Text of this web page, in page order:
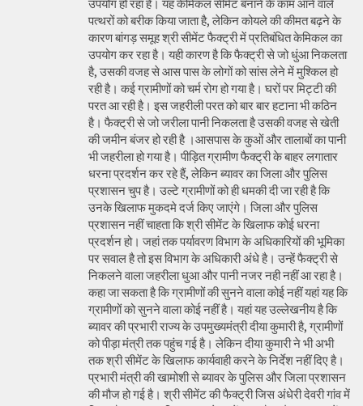
उपयोग हो रहा है। यह केमिकल सीमेंट बनाने के काम आने वाले
पत्थरों को बरीक किया जाता है, लेकिन कोयले की कीमत बढ़ने के
कारण बांगड़ समूह श्री सीमेंट फैक्ट्री में प्रतिबंधित केमिकल का
उपयोग कर रहा है। यही कारण है कि फैक्ट्री से जो धुंआ निकलता
है, उसकी वजह से आस पास के लोगों को सांस लेने में मुश्किल हो
रही है। कई ग्रामीणों को चर्म रोग हो गया है। घरों पर मिट्टी की
परत आ रही है। इस जहरीली परत को बार बार हटाना भी कठिन
है। फैक्ट्री से जो जरीला पानी निकलता है उसकी वजह से खेती
की जमीन बंजर हो रही है ।आसपास के कुओं और तालाबों का पानी
भी जहरीला हो गया है। पीड़ित ग्रामीण फैक्ट्री के बाहर लगातार
धरना प्रदर्शन कर रहे हैं, लेकिन ब्यावर का जिला और पुलिस
प्रशासन चुप है। उल्टे ग्रामीणों को ही धमकी दी जा रही है कि
उनके खिलाफ मुकदमे दर्ज किए जाएंगे। जिला और पुलिस
प्रशासन नहीं चाहता कि श्री सीमेंट के खिलाफ कोई धरना
प्रदर्शन हो। जहां तक पर्यावरण विभाग के अधिकारियों की भूमिका
पर सवाल है तो इस विभाग के अधिकारी अंधे है। उन्हें फैक्ट्री से
निकलने वाला जहरीला धुआ और पानी नजर नही नहीं आ रहा है।
कहा जा सकता है कि ग्रामीणों की सुनने वाला कोई नहीं यहां यह कि
ग्रामीणों को सुनने वाला कोई नहीं है। यहां यह उल्लेखनीय है कि
ब्यावर की प्रभारी राज्य के उपमुख्यमंत्री दीया कुमारी है, ग्रामीणों
को पीड़ा मंत्री तक पहुंच गई है। लेकिन दीया कुमारी ने भी अभी
तक श्री सीमेंट के खिलाफ कार्यवाही करने के निर्देश नहीं दिए है।
प्रभारी मंत्री की खामोशी से ब्यावर के पुलिस और जिला प्रशासन
की मौज हो गई है। श्री सीमेंट की फैक्ट्री जिस अंधेरी देवरी गांव में